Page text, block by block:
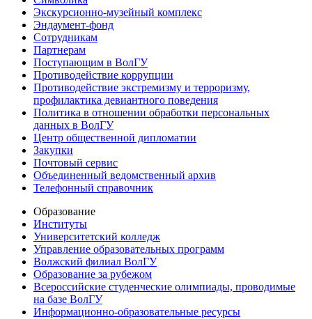
Экскурсионно-музейный комплекс
Эндаумент-фонд
Сотрудникам
Партнерам
Поступающим в ВолГУ
Противодействие коррупции
Противодействие экстремизму и терроризму,
профилактика девиантного поведения
Политика в отношении обработки персональных
данных в ВолГУ
Центр общественной дипломатии
Закупки
Почтовый сервис
Объединенный ведомственный архив
Телефонный справочник
Образование
Институты
Университетский колледж
Управление образовательных программ
Волжский филиал ВолГУ
Образование за рубежом
Всероссийские студенческие олимпиады, проводимые
на базе ВолГУ
Информационно-образовательные ресурсы